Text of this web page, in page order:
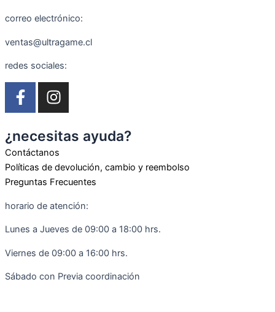
correo electrónico:
ventas@ultragame.cl
redes sociales:
F
a
e
b
o
o
-
f
I
n
t
a
g
r
m
¿necesitas ayuda?
Contáctanos
Políticas de devolución, cambio y reembolso
Preguntas Frecuentes
horario de atención:
Lunes a Jueves de 09:00 a 18:00 hrs.
Viernes de 09:00 a 16:00 hrs.
Sábado con Previa coordinación